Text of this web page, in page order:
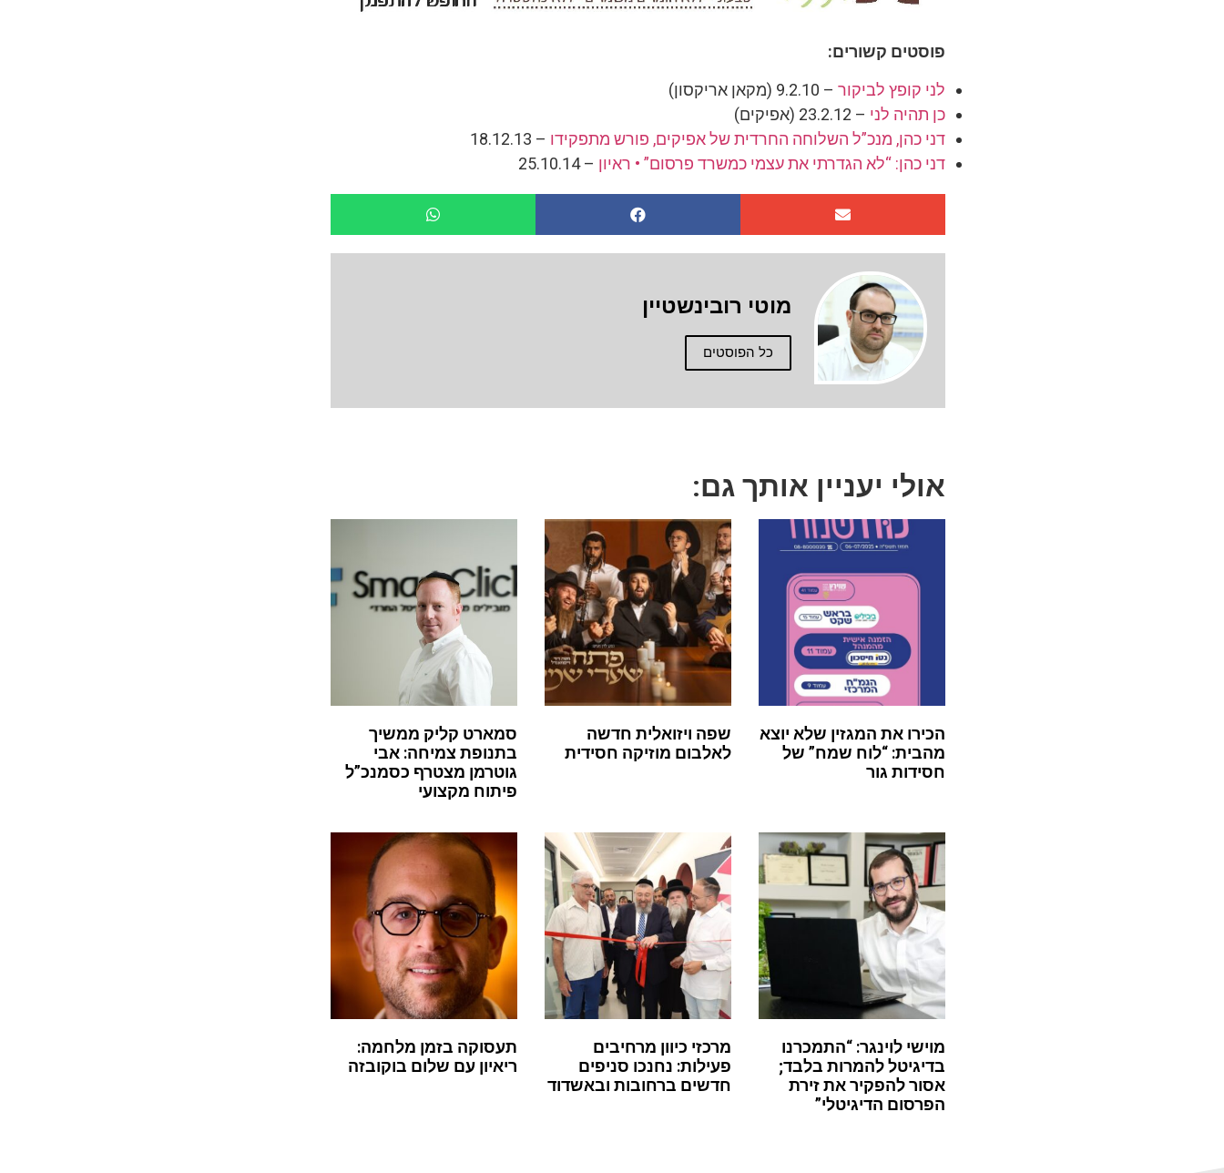
פוסטים קשורים:
לני קופץ לביקור – 9.2.10 (מקאן אריקסון)
כן תהיה לני – 23.2.12 (אפיקים)
דני כהן, מנכ”ל השלוחה החרדית של אפיקים, פורש מתפקידו – 18.12.13
דני כהן: “לא הגדרתי את עצמי כמשרד פרסום” • ראיון – 25.10.14
מוטי רובינשטיין
כל הפוסטים
אולי יעניין אותך גם:
הכירו את המגזין שלא יוצא
מהבית: “לוח שמח” של
חסידות גור
שפה ויזואלית חדשה
לאלבום מוזיקה חסידית
סמארט קליק ממשיך
בתנופת צמיחה: אבי
גוטרמן מצטרף כסמנכ”ל
פיתוח מקצועי
מוישי לוינגר: “התמכרנו
בדיגיטל להמרות בלבד;
אסור להפקיר את זירת
הפרסום הדיגיטלי”
מרכזי כיוון מרחיבים
פעילות: נחנכו סניפים
חדשים ברחובות ובאשדוד
תעסוקה בזמן מלחמה:
ריאיון עם שלום בוקובזה